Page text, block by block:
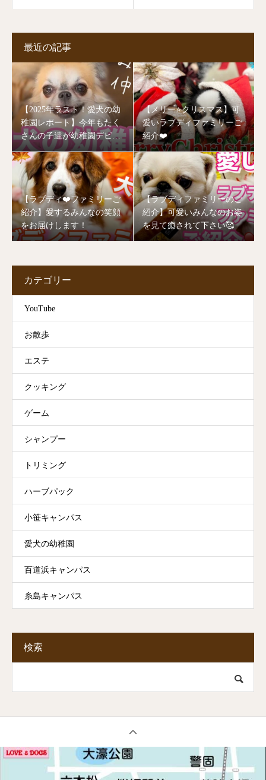
最近の記事
【2025年ラスト！愛犬の幼
稚園レポート】今年もたく
さんの子達が幼稚園デビュ
ーしました🥰
【メリー⭐️クリスマス】可
愛いラブディファミリーご
紹介❤️
【ラブディ❤️ファミリーご
紹介】愛するみんなの笑顔
をお届けします！
【ラブディファミリーのご
紹介】可愛いみんなのお姿
を見て癒されて下さい🥰
カテゴリー
YouTube
お散歩
エステ
クッキング
ゲーム
シャンプー
トリミング
ハーブパック
小笹キャンパス
愛犬の幼稚園
百道浜キャンパス
糸島キャンパス
検索